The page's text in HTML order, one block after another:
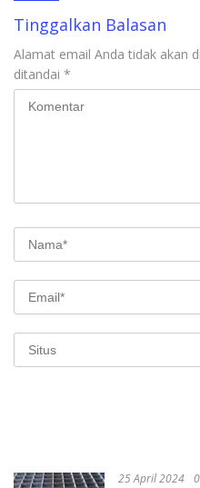
Tinggalkan Balasan
Alamat email Anda tidak akan
ditandai *
25 April 2024